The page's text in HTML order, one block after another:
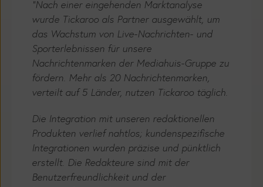
wurde Tickaroo als Partner ausgewählt, um
das Wachstum von Live-Nachrichten- und
Sporterlebnissen für unsere
Nachrichtenmarken der Mediahuis-Gruppe zu
fördern. Mehr als 20 Nachrichtenmarken,
verteilt auf 5 Länder, nutzen Tickaroo täglich.
Produkten verlief nahtlos; kundenspezifische
Integrationen wurden präzise und pünktlich
erstellt. Die Redakteure sind mit der
Benutzerfreundlichkeit und der
benutzerfreundlichen Schnittstelle der